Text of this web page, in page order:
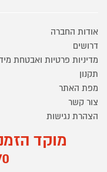
אודות החברה
דרושים
מדיניות פרטיות ואבטחת
תקנון
מפת האתר
צור קשר
הצהרת נגישות
מוקד